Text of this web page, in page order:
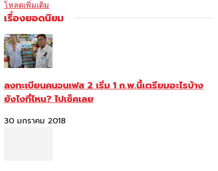
โหลดเพิ่มเติม
เรื่องยอดนิยม
ลงทะเบียนคนจนเฟส 2 เริ่ม 1 ก.พ.นี้เตรียมอะไรบ้าง
ยังไงที่ไหน? ไปเช็คเลย
30 มกราคม 2018